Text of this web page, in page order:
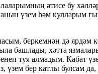
әтисе бу
үзем һәм кулларым
беркемнән дә
башлады, хәтта
туя алмадым. Кабат
бер катлы булсам